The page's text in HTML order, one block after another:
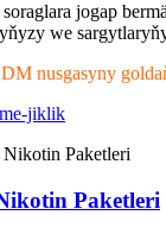
jogap
we
nusgasyny
jiklik
Paketleri